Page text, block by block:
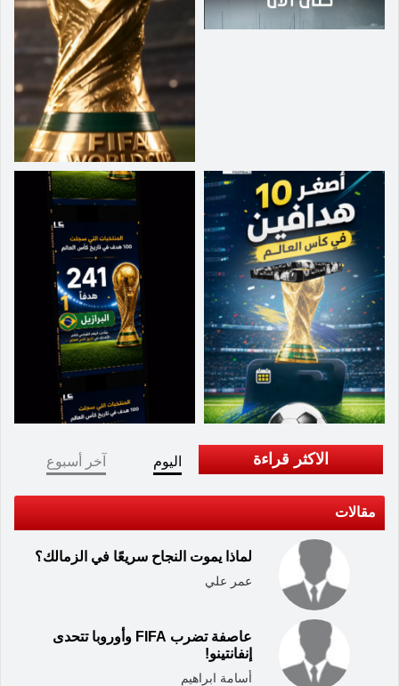
الاكثر قراءة اليوم آخر أسبوع
مقالات
لماذا يموت النجاح سريعًا في الزمالك؟
عمر علي
عاصفة تضرب FIFA وأوروبا تتحدى
إنفانتينو!
أسامة ابراهيم